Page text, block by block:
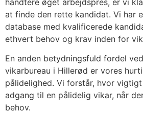
at finde den rette kandidat. Vi har
database med kvalificerede
ethvert behov og krav inden for
En anden betydningsfuld fordel
vikarbureau i Hillerød er vores
pålidelighed. Vi forstår, hvor
adgang til en pålidelig vikar, når
behov.